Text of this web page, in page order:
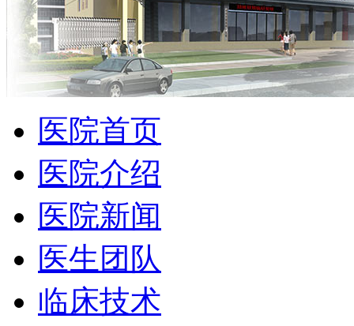
医院首页
医院介绍
医院新闻
医生团队
临床技术